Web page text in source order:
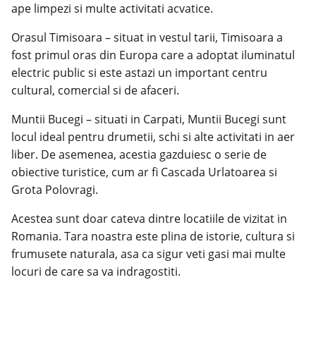
ape limpezi si multe activitati acvatice.
Orasul Timisoara – situat in vestul tarii, Timisoara a
fost primul oras din Europa care a adoptat iluminatul
electric public si este astazi un important centru
cultural, comercial si de afaceri.
Muntii Bucegi – situati in Carpati, Muntii Bucegi sunt
locul ideal pentru drumetii, schi si alte activitati in aer
liber. De asemenea, acestia gazduiesc o serie de
obiective turistice, cum ar fi Cascada Urlatoarea si
Grota Polovragi.
Acestea sunt doar cateva dintre locatiile de vizitat in
Romania. Tara noastra este plina de istorie, cultura si
frumusete naturala, asa ca sigur veti gasi mai multe
locuri de care sa va indragostiti.